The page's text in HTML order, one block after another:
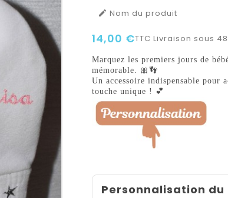
 Nom du produit
14,00 €TTC Livraison sous
Marquez les premiers jours de
mémorable. 🎀👣
Un accessoire indispensable pour
touche unique ! 💕
Personnalisation